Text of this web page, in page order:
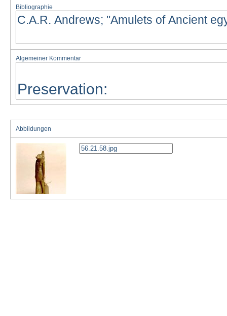
Bibliographie
Algemeiner Kommentar
Abbildungen